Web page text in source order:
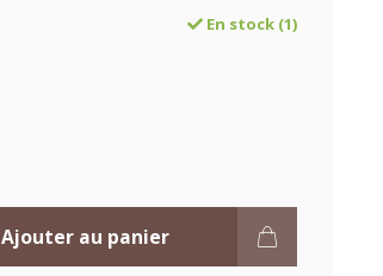
En stock (1)
Ajouter au panier